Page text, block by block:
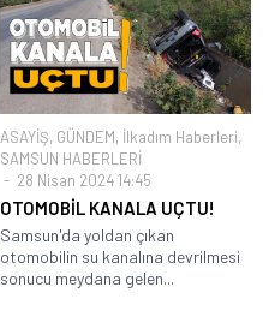
ASAYİŞ, GÜNDEM, İlkadım Haberleri,
SAMSUN HABERLERİ
28 Nisan 2024 14:45
OTOMOBİL KANALA UÇTU!
Samsun'da yoldan çıkan
otomobilin su kanalına devrilmesi
sonucu meydana gelen...